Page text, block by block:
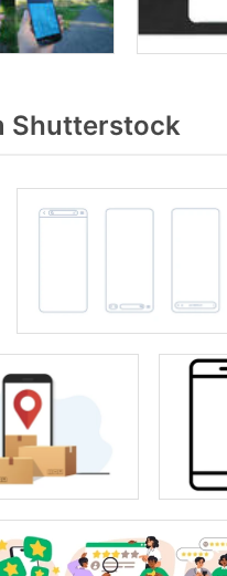
Shutterstock